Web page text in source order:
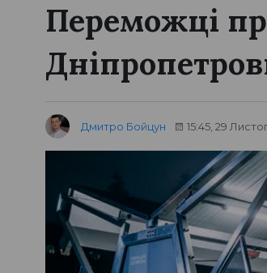
Переможці
Дмитро Бойцун 15:45, 29